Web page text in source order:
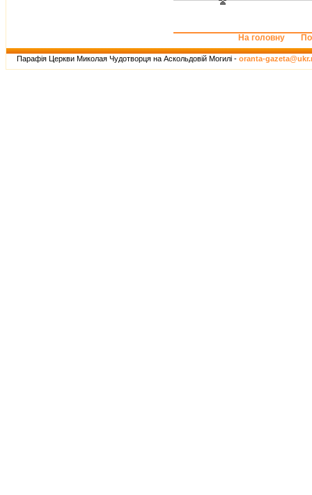
На головну
Парафія Церкви Миколая Чудотворця на Аскольдовій Могилі - oranta-